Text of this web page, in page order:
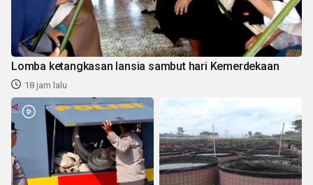
Lomba ketangkasan lansia sambut hari Kemerdekaan
18 jam lalu